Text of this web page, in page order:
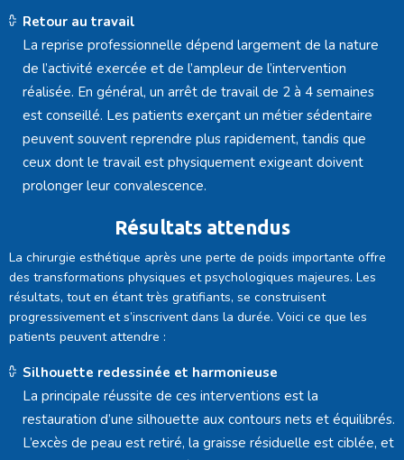
Retour au travail
La reprise professionnelle dépend largement de la nature
de l’activité exercée et de l’ampleur de l’intervention
réalisée. En général, un arrêt de travail de 2 à 4 semaines
est conseillé. Les patients exerçant un métier sédentaire
peuvent souvent reprendre plus rapidement, tandis que
ceux dont le travail est physiquement exigeant doivent
prolonger leur convalescence.
Résultats attendus
La chirurgie esthétique après une perte de poids importante offre
des transformations physiques et psychologiques majeures. Les
résultats, tout en étant très gratifiants, se construisent
progressivement et s’inscrivent dans la durée. Voici ce que les
patients peuvent attendre :
Silhouette redessinée et harmonieuse
La principale réussite de ces interventions est la
restauration d’une silhouette aux contours nets et équilibrés.
L’excès de peau est retiré, la graisse résiduelle est ciblée, et